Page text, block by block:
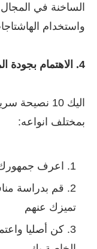
الساخنة في
واستخدام
4. الاهتمام بجودة المحتوى:
اليك 10
بمختلف انواعه:
اعرف
قم بدراسة
تميزك عنهم
كن أصليا